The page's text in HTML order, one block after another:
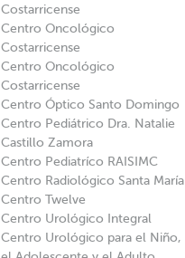
Costarricense
Centro Oncológico
Costarricense
Centro Oncológico
Costarricense
Centro Óptico Santo Domingo
Centro Pediátrico Dra. Natalie
Castillo Zamora
Centro Pediatríco RAISIMC
Centro Radiológico Santa María
Centro Twelve
Centro Urológico Integral
Centro Urológico para el Niño,